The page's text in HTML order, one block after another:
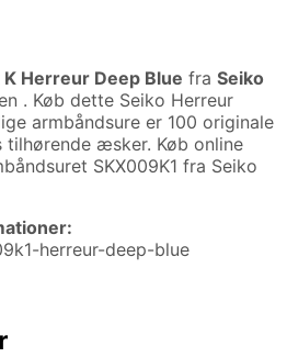
K Herreur Deep Blue fra Seiko
. Køb dette Seiko Herreur
armbåndsure er 100 originale
æsker. Køb online
SKX009K1 fra Seiko
herreur-deep-blue